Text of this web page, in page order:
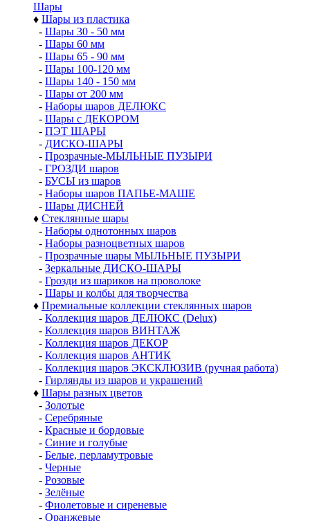
Шары
♦ Шары из пластика
- Шары 30 - 50 мм
- Шары 60 мм
- Шары 65 - 90 мм
- Шары 100-120 мм
- Шары 140 - 150 мм
- Шары от 200 мм
- Наборы шаров ДЕЛЮКС
- Шары с ДЕКОРОМ
- ПЭТ ШАРЫ
- ДИСКО-ШАРЫ
- Прозрачные-МЫЛЬНЫЕ ПУЗЫРИ
- ГРОЗДИ шаров
- БУСЫ из шаров
- Наборы шаров ПАПЬЕ-МАШЕ
- Шары ДИСНЕЙ
♦ Стеклянные шары
- Наборы однотонных шаров
- Наборы разноцветных шаров
- Прозрачные шары МЫЛЬНЫЕ ПУЗЫРИ
- Зеркальные ДИСКО-ШАРЫ
- Грозди из шариков на проволоке
- Шары и колбы для творчества
♦ Премиальные коллекции стеклянных шаров
- Коллекция шаров ДЕЛЮКС (Delux)
- Коллекция шаров ВИНТАЖ
- Коллекция шаров ДЕКОР
- Коллекция шаров АНТИК
- Коллекция шаров ЭКСКЛЮЗИВ (ручная работа)
- Гирлянды из шаров и украшений
♦ Шары разных цветов
- Золотые
- Серебряные
- Красные и бордовые
- Синие и голубые
- Белые, перламутровые
- Черные
- Розовые
- Зелёные
- Фиолетовые и сиреневые
- Оранжевые